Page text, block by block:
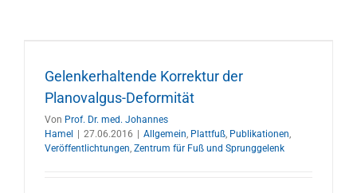
Gelenkerhaltende Korrektur der
Planovalgus-Deformität
Von Prof. Dr. med. Johannes
Hamel
27.06.2016 Allgemein, Plattfuß, Publikationen,
Veröffentlichtungen, Zentrum für Fuß und Sprunggelenk